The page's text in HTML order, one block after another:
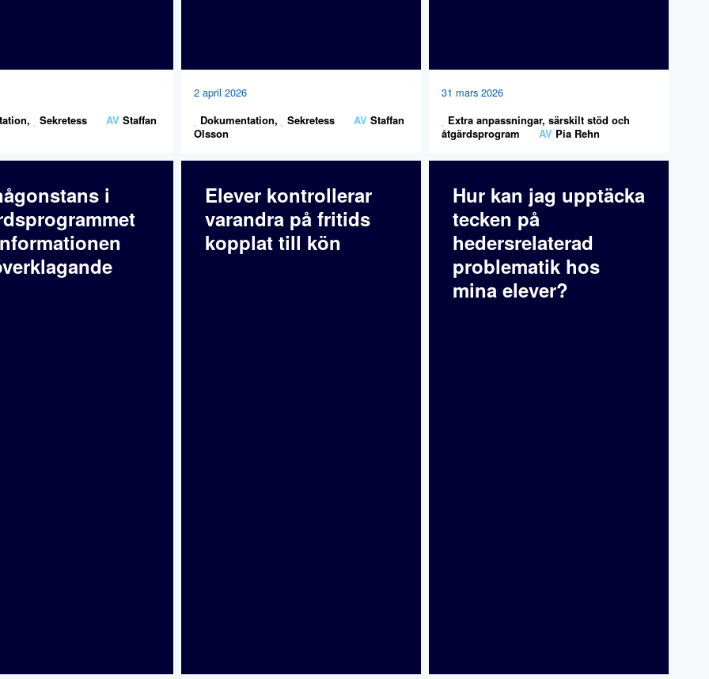
, Sekretess AV Staffan
2 april 2026
Dokumentation, Sekretess AV Staffan
Olsson
31 mars 2026
Extra anpassningar, särskilt stöd och
åtgärdsprogram
AV Pia Rehn
i
Elever kontrollerar
varandra på fritids
kopplat till kön
Hur kan jag upptäcka
tecken på
hedersrelaterad
problematik hos
mina elever?